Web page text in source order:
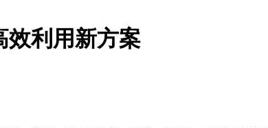
效利用新方案